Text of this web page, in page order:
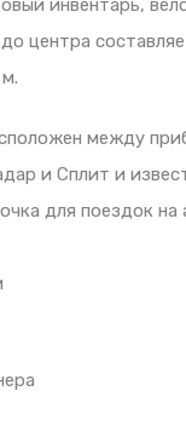
инвентарь,
центра
между
и Сплит и
для поездок на